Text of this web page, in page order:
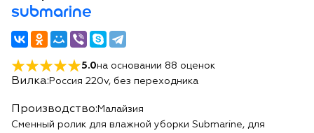
submarine
5.0на основании 88 оценок
Вилка: Россия 220v, без переходника
Производство: Малайзия
Сменный ролик для влажной уборки Submarine, для